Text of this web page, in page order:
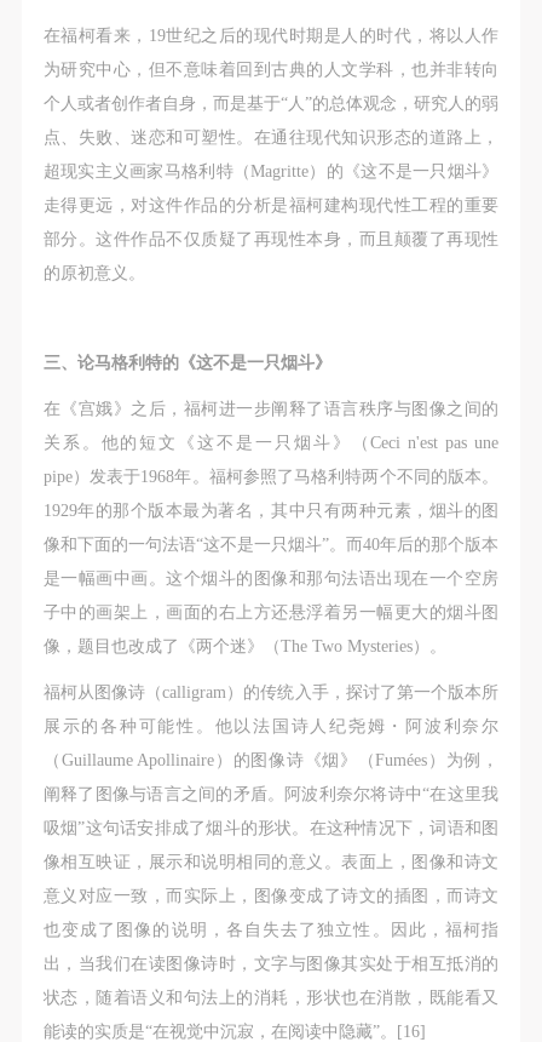
在福柯看来，19世纪之后的现代时期是人的时代，将以人作
为研究中心，但不意味着回到古典的人文学科，也并非转向
个人或者创作者自身，而是基于“人”的总体观念，研究人的弱
点、失败、迷恋和可塑性。在通往现代知识形态的道路上，
超现实主义画家马格利特（Magritte）的《这不是一只烟斗》
走得更远，对这件作品的分析是福柯建构现代性工程的重要
部分。这件作品不仅质疑了再现性本身，而且颠覆了再现性
的原初意义。
三、论马格利特的《这不是一只烟斗》
在《宫娥》之后，福柯进一步阐释了语言秩序与图像之间的
关系。他的短文《这不是一只烟斗》（Ceci n'est pas une
pipe）发表于1968年。福柯参照了马格利特两个不同的版本。
1929年的那个版本最为著名，其中只有两种元素，烟斗的图
像和下面的一句法语“这不是一只烟斗”。而40年后的那个版本
是一幅画中画。这个烟斗的图像和那句法语出现在一个空房
子中的画架上，画面的右上方还悬浮着另一幅更大的烟斗图
像，题目也改成了《两个迷》（The Two Mysteries）。
福柯从图像诗（calligram）的传统入手，探讨了第一个版本所
展示的各种可能性。他以法国诗人纪尧姆・阿波利奈尔
（Guillaume Apollinaire）的图像诗《烟》（Fumées）为例，
阐释了图像与语言之间的矛盾。阿波利奈尔将诗中“在这里我
吸烟”这句话安排成了烟斗的形状。在这种情况下，词语和图
像相互映证，展示和说明相同的意义。表面上，图像和诗文
意义对应一致，而实际上，图像变成了诗文的插图，而诗文
也变成了图像的说明，各自失去了独立性。因此，福柯指
出，当我们在读图像诗时，文字与图像其实处于相互抵消的
状态，随着语义和句法上的消耗，形状也在消散，既能看又
能读的实质是“在视觉中沉寂，在阅读中隐藏”。[16]